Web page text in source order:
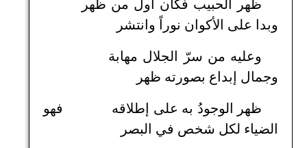
ظهر الحبيب فكان أول من ظهر
وبدا على الأكوان نوراً وانتشر
وعليه من سرّ الجلال مهابة
وجمال إبداع بصورته ظهر
ظهر الوجودُ به على إطلاقه فهو
الضياء لكل شخص في البصر